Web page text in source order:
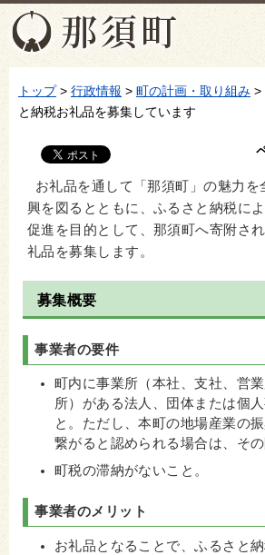
トップ> 行政情報 > 町の計画・取り組み >
と納税お礼品を募集しています
お礼品を通して「那須町」の魅力を
興を図るとともに、ふるさと納税に
促進を目的として、那須町へ寄附さ
礼品を募集します。
募集概要
事業者の要件
町内に事業所（本社、支社、営
所）がある法人、団体または個
と。ただし、本町の地場産業の
繋がると認められる場合は、その
町税の滞納がないこと。
事業者のメリット
お礼品となることで、ふるさと